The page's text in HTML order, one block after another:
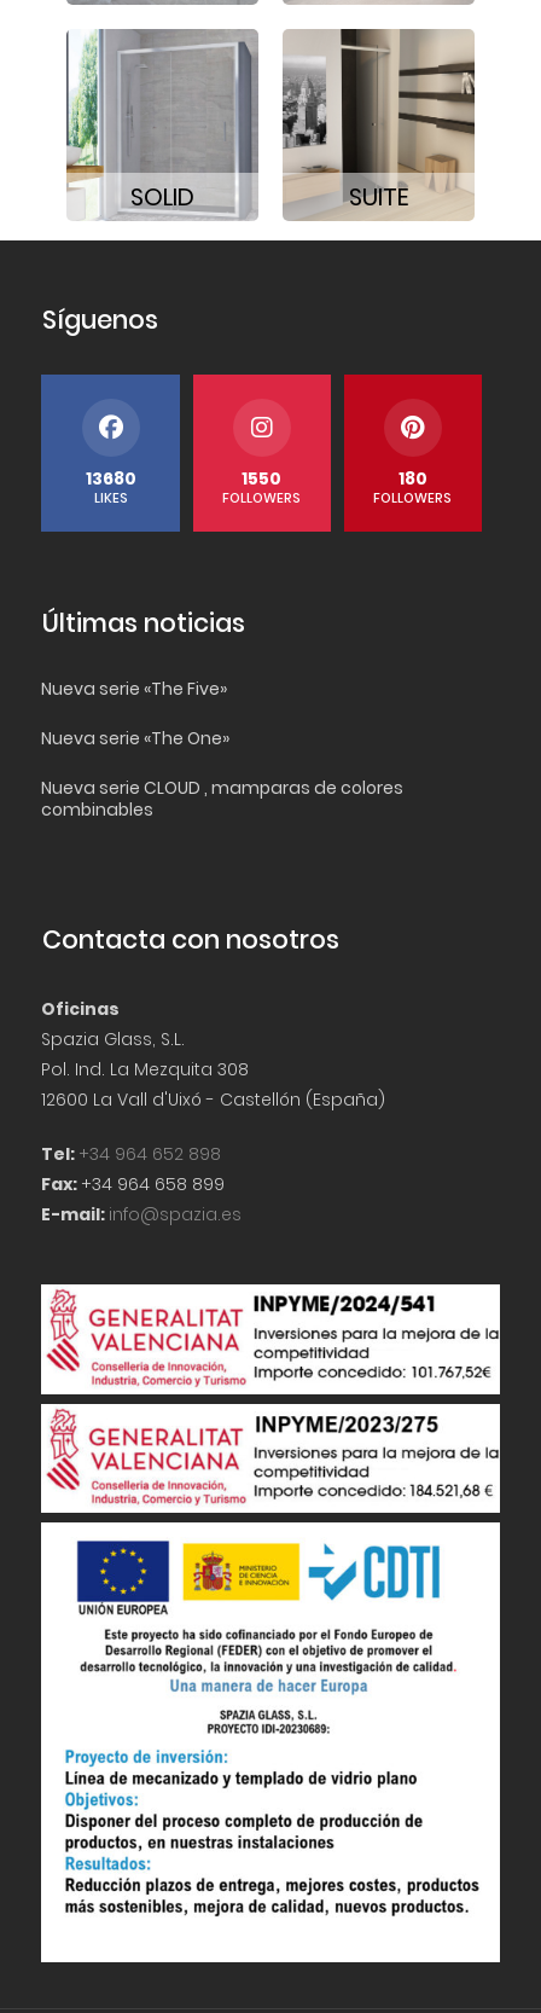
SOLID SUITE
Síguenos
13680
LIKES
1550
FOLLOWERS
180
FOLLOWERS
Últimas noticias
Nueva serie «The Five»
Nueva serie «The One»
Nueva serie CLOUD , mamparas de colores
combinables
Contacta con nosotros
Oficinas
Spazia Glass, S.L.
Pol. Ind. La Mezquita 308
12600 La Vall d'Uixó - Castellón (España)
Tel: +34 964 652 898
Fax: +34 964 658 899
E-mail: info@spazia.es